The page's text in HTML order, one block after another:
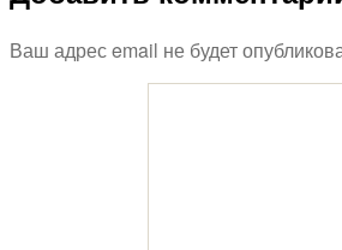
Ваш адрес email не будет